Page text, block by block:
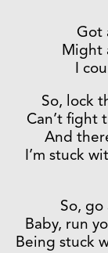
Got
Might
I
So, lock
Can’t fight
And
I’m stuck
So, go
Baby, run
Being stuck